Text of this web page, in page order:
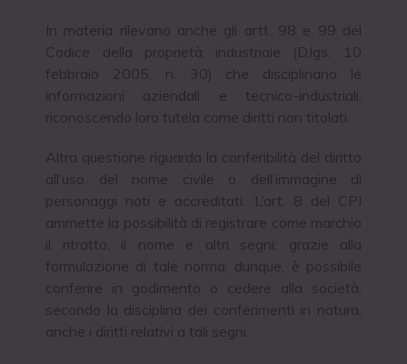
In materia rilevano anche gli artt. 98 e 99 del
Codice della proprietà industriale (D.lgs. 10
febbraio 2005, n. 30) che disciplinano le
informazioni aziendali e tecnico-industriali,
riconoscendo loro tutela come diritti non titolati.
Altra questione riguarda la conferibilità del diritto
all’uso del nome civile o dell’immagine di
personaggi noti e accreditati. L’art. 8 del CPI
ammette la possibilità di registrare come marchio
il ritratto, il nome e altri segni; grazie alla
formulazione di tale norma, dunque, è possibile
conferire in godimento o cedere alla società,
secondo la disciplina dei conferimenti in natura,
anche i diritti relativi a tali segni.